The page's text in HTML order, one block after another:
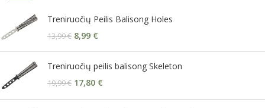
Treniruočių Peilis Balisong Holes
13,99€ 8,99 €
Treniruočių peilis balisong Skeleton
19,99€ 17,80 €